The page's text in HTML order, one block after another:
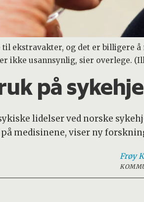
ekstravakter, og det er billigere
ikke usannsynlig, sier overlege.
på
lidelser ved norske
medisinene, viser ny
Frøy